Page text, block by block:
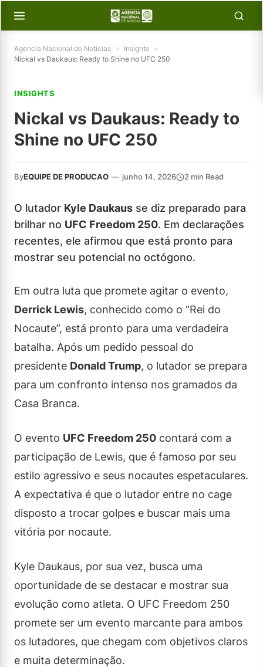
Agencia Nacional de Noticias » Insights »
Nickal vs Daukaus: Ready to Shine no UFC 250
INSIGHTS
Nickal vs Daukaus: Ready to
Shine no UFC 250
ByEQUIPE DE PRODUCAO — junho 14, 2026 2 min Read
O lutador Kyle Daukaus se diz preparado para
brilhar no UFC Freedom 250. Em declarações
recentes, ele afirmou que está pronto para
mostrar seu potencial no octógono.
Em outra luta que promete agitar o evento,
Derrick Lewis, conhecido como o “Rei do
Nocaute”, está pronto para uma verdadeira
batalha. Após um pedido pessoal do
presidente Donald Trump, o lutador se prepara
para um confronto intenso nos gramados da
Casa Branca.
O evento UFC Freedom 250 contará com a
participação de Lewis, que é famoso por seu
estilo agressivo e seus nocautes espetaculares.
A expectativa é que o lutador entre no cage
disposto a trocar golpes e buscar mais uma
vitória por nocaute.
Kyle Daukaus, por sua vez, busca uma
oportunidade de se destacar e mostrar sua
evolução como atleta. O UFC Freedom 250
promete ser um evento marcante para ambos
os lutadores, que chegam com objetivos claros
e muita determinação.